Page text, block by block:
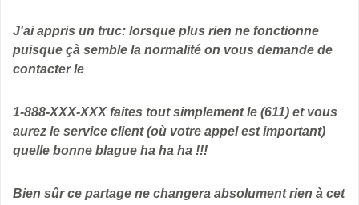
J'ai appris un truc: lorsque plus rien ne fonctionne
puisque çà semble la normalité on vous demande de
contacter le
1-888-XXX-XXX faites tout simplement le (611) et vous
aurez le service client (où votre appel est important)
quelle bonne blague ha ha ha !!!
Bien sûr ce partage ne changera absolument rien à cet